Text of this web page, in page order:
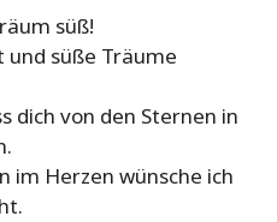
süß!
und süße Träume
dich von den Sternen in
im Herzen wünsche ich